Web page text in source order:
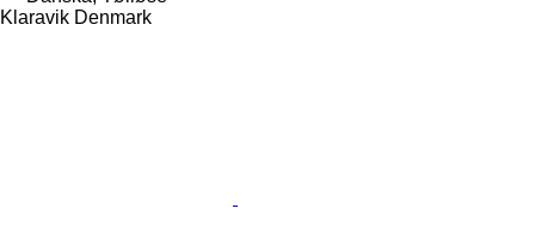
Klaravik Denmark